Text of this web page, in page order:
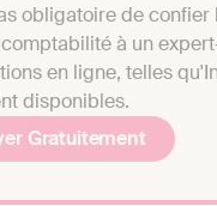
obligatoire de confier
à un
en ligne, telles
disponibles.
Gratuitement